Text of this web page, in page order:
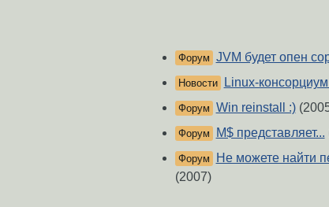
Форум JVM будет опен
Новости Linux-
Форум Win reinstall :)
Форум M$ представляет...
Форум
Не можете найти
(2007)